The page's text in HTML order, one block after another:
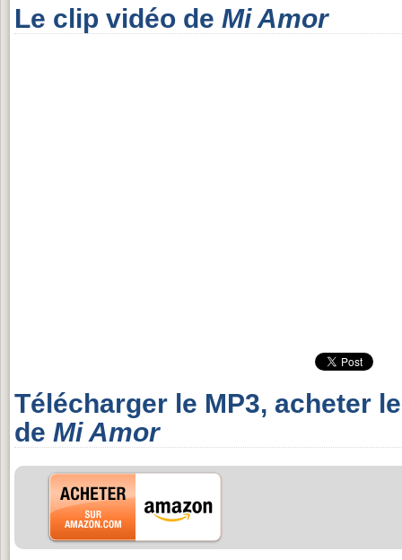
Le clip vidéo de Mi Amor
Télécharger le MP3, acheter
de Mi Amor